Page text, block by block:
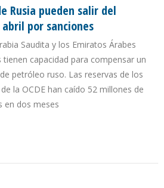
Rusia pueden salir del
por sanciones
Saudita y los Emiratos Árabes
tienen capacidad para compensar un
petróleo ruso. Las reservas de los
la OCDE han caído 52 millones de
en dos meses